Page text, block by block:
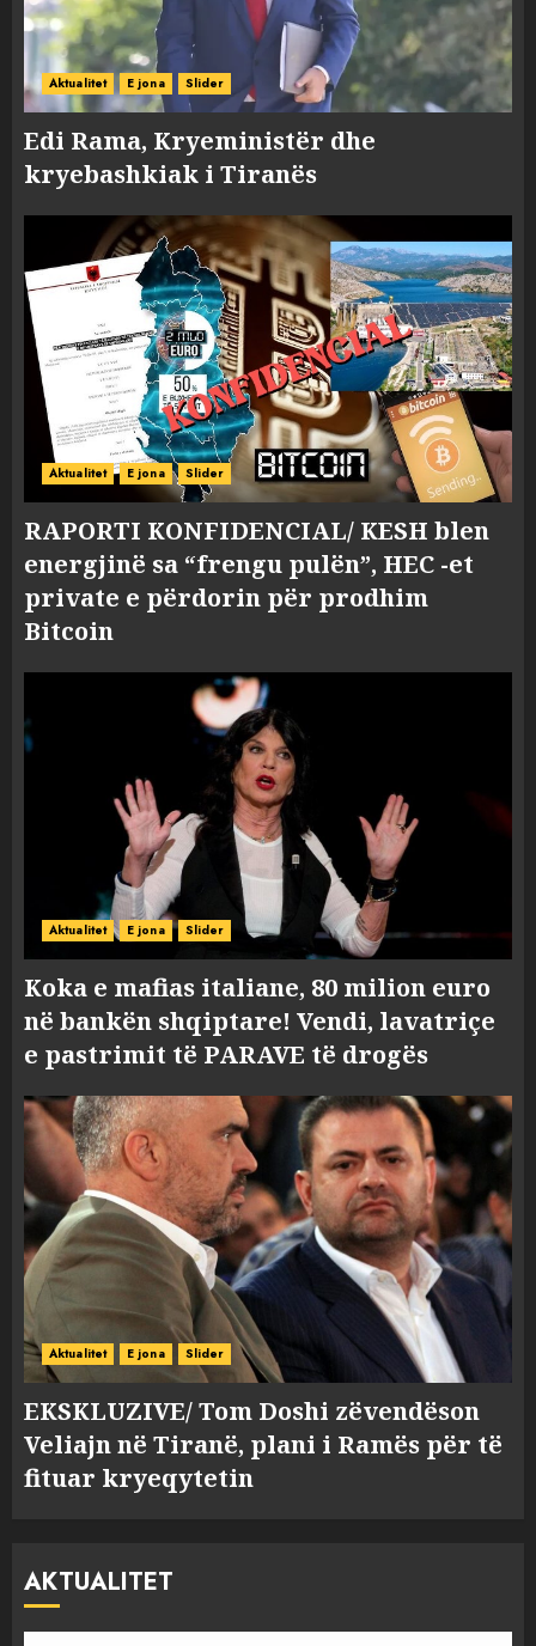
Aktualitet E jona Slider
Edi Rama, Kryeministër dhe
kryebashkiak i Tiranës
Aktualitet E jona Slider
RAPORTI KONFIDENCIAL/ KESH blen
energjinë sa “frengu pulën”, HEC -et
private e përdorin për prodhim
Bitcoin
Aktualitet E jona Slider
Koka e mafias italiane, 80 milion euro
në bankën shqiptare! Vendi, lavatriçe
e pastrimit të PARAVE të drogës
Aktualitet E jona Slider
EKSKLUZIVE/ Tom Doshi zëvendëson
Veliajn në Tiranë, plani i Ramës për të
fituar kryeqytetin
AKTUALITET